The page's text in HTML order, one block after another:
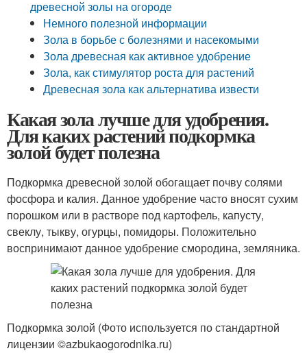
древесной золы на огороде
Немного полезной информации
Зола в борьбе с болезнями и насекомыми
Зола древесная как активное удобрение
Зола, как стимулятор роста для растений
Древесная зола как альтернатива извести
Какая зола лучше для удобрения.
Для каких растений подкормка
золой будет полезна
Подкормка древесной золой обогащает почву солями
фосфора и калия. Данное удобрение часто вносят сухим
порошком или в растворе под картофель, капусту,
свеклу, тыкву, огурцы, помидоры. Положительно
воспринимают данное удобрение смородина, земляника.
Подкормка золой (Фото используется по стандартной
лицензии ©azbukaogorodnika.ru)